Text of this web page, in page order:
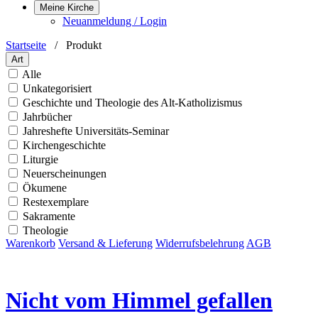
Meine Kirche
Neuanmeldung / Login
Startseite / Produkt
Art
Alle
Unkategorisiert
Geschichte und Theologie des Alt-Katholizismus
Jahrbücher
Jahreshefte Universitäts-Seminar
Kirchengeschichte
Liturgie
Neuerscheinungen
Ökumene
Restexemplare
Sakramente
Theologie
Warenkorb Versand & Lieferung Widerrufsbelehrung AGB
Nicht vom Himmel gefallen